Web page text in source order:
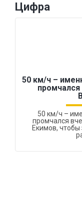
Цифра
50 км/ч –
50 км/ч –
промчался
Екимов, чтобы